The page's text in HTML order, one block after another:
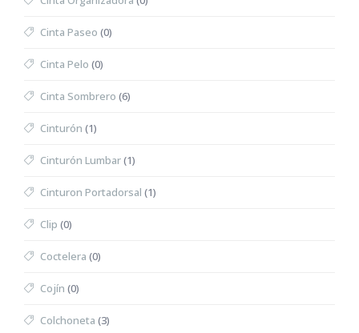
Cinta Paseo (0)
Cinta Pelo (0)
Cinta Sombrero (6)
Cinturón (1)
Cinturón Lumbar(1)
Cinturon Portadorsal (1)
Clip (0)
Coctelera (0)
Cojín (0)
Colchoneta (3)